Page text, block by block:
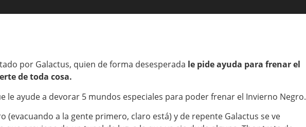
por Galactus, quien de forma desesperada le pide ayuda para frenar el
de toda cosa.
le ayude a devorar 5 mundos especiales para poder frenar el Invierno Negro.
(evacuando a la gente primero, claro está) y de repente Galactus se ve